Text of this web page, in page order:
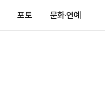
포토 문화·연예